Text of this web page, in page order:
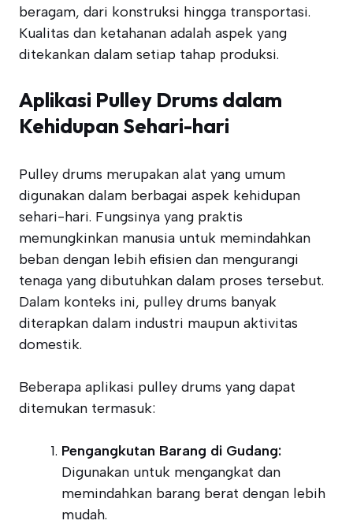
beragam, dari konstruksi hingga transportasi.
Kualitas dan ketahanan adalah aspek yang
ditekankan dalam setiap tahap produksi.
Aplikasi Pulley Drums dalam
Kehidupan Sehari-hari
Pulley drums merupakan alat yang umum
digunakan dalam berbagai aspek kehidupan
sehari-hari. Fungsinya yang praktis
memungkinkan manusia untuk memindahkan
beban dengan lebih efisien dan mengurangi
tenaga yang dibutuhkan dalam proses tersebut.
Dalam konteks ini, pulley drums banyak
diterapkan dalam industri maupun aktivitas
domestik.
Beberapa aplikasi pulley drums yang dapat
ditemukan termasuk:
Pengangkutan Barang di Gudang:
Digunakan untuk mengangkat dan
memindahkan barang berat dengan lebih
mudah.